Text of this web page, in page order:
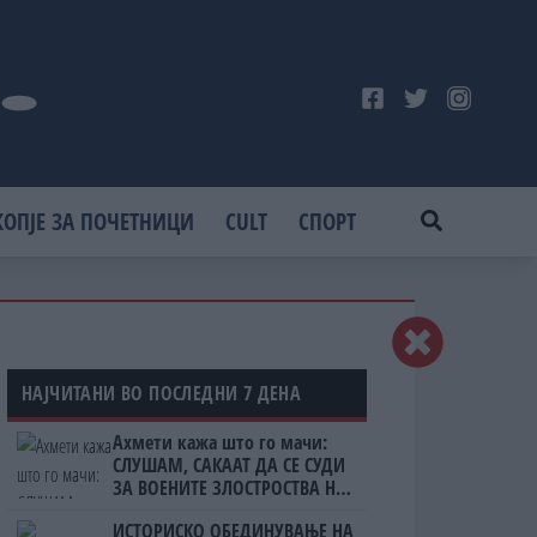
ЗА ПОЧЕТНИЦИ CULT СПОРТ
НАЈЧИТАНИ ВО ПОСЛЕДНИ 7 ДЕНА
Ахмети кажа што го мачи:
СЛУШАМ, САКААТ ДА СЕ СУДИ
ЗА ВОЕНИТЕ ЗЛОСТРОСТВА НА
ИСТОРИСКО ОБЕДИНУВАЊЕ НА